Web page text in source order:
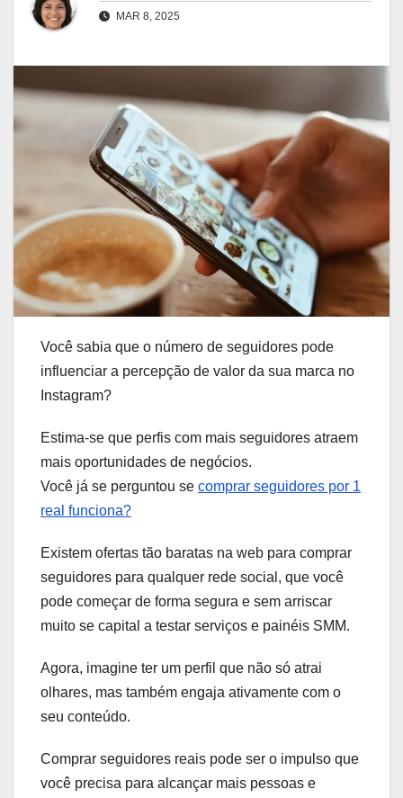
MAR 8, 2025
Você sabia que o número de seguidores pode
influenciar a percepção de valor da sua marca no
Instagram?
Estima-se que perfis com mais seguidores atraem
mais oportunidades de negócios.
Você já se perguntou se comprar seguidores por 1
real funciona?
Existem ofertas tão baratas na web para comprar
seguidores para qualquer rede social, que você
pode começar de forma segura e sem arriscar
muito se capital a testar serviços e painéis SMM.
Agora, imagine ter um perfil que não só atrai
olhares, mas também engaja ativamente com o
seu conteúdo.
Comprar seguidores reais pode ser o impulso que
você precisa para alcançar mais pessoas e